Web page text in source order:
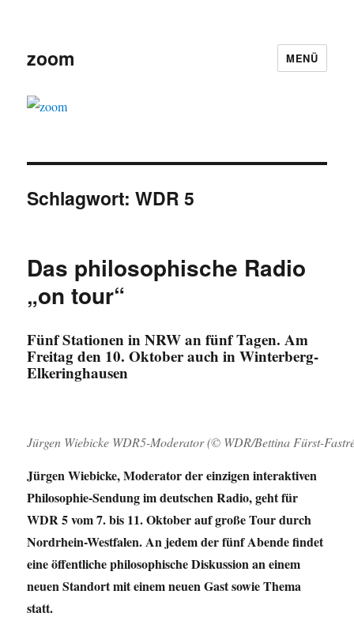
zoom MENÜ
Schlagwort:WDR 5
Das philosophische Radio
„on tour“
Fünf Stationen in NRW an fünf Tagen. Am
Freitag den 10. Oktober auch in Winterberg-
Elkeringhausen
Jürgen Wiebicke WDR5-Moderator (© WDR/Bettina Fürst-
Jürgen Wiebicke, Moderator der einzigen interaktiven
Philosophie-Sendung im deutschen Radio, geht für
WDR 5 vom 7. bis 11. Oktober auf große Tour durch
Nordrhein-Westfalen. An jedem der fünf Abende findet
eine öffentliche philosophische Diskussion an einem
neuen Standort mit einem neuen Gast sowie Thema
statt.